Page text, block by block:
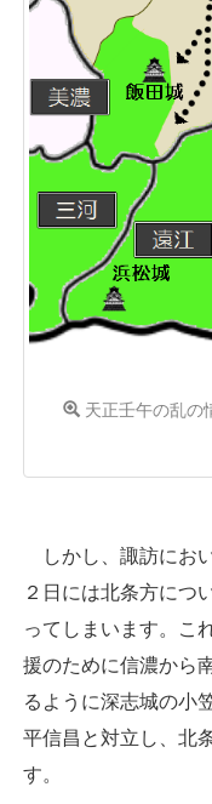
天正壬午の乱の
しかし、諏訪にお
２日には北条方につ
ってしまいます。こ
援のために信濃から
るように深志城の小
平信昌と対立し、北
す。